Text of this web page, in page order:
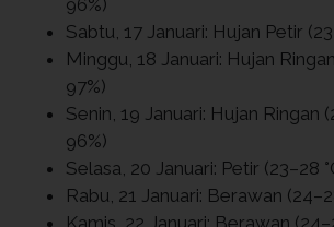
Sabtu, 17 Januari: Hujan Petir
Minggu, 18 Januari: Hujan
97%)
Senin, 19 Januari: Hujan Ringan
96%)
Selasa, 20 Januari: Petir (23–28
Rabu, 21 Januari: Berawan
Kamis, 22 Januari: Berawan